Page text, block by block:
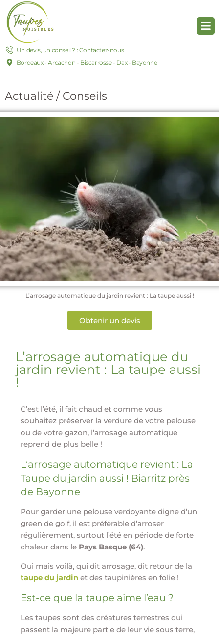
Un devis, un conseil ? : Contactez-nous
Bordeaux - Arcachon - Biscarrosse - Dax - Bayonne
Actualité / Conseils
L’arrosage automatique du jardin revient : La taupe aussi !
Obtenir un devis
L’arrosage automatique du
jardin revient : La taupe aussi
!
C’est l’été, il fait chaud et comme vous
souhaitez préserver la verdure de votre pelouse
ou de votre gazon, l’arrosage automatique
reprend de plus belle !
L’arrosage automatique revient : La
Taupe du jardin aussi ! Biarritz près
de Bayonne
Pour garder une pelouse verdoyante digne d’un
green de golf, il est préférable d’arroser
régulièrement, surtout l’été en période de forte
chaleur dans le Pays Basque (64).
Oui mais voilà, qui dit arrosage, dit retour de la
taupe du jardin et des taupinières en folie !
Est-ce que la taupe aime l’eau ?
Les taupes sont des créatures terrestres qui
passent la majeure partie de leur vie sous terre,